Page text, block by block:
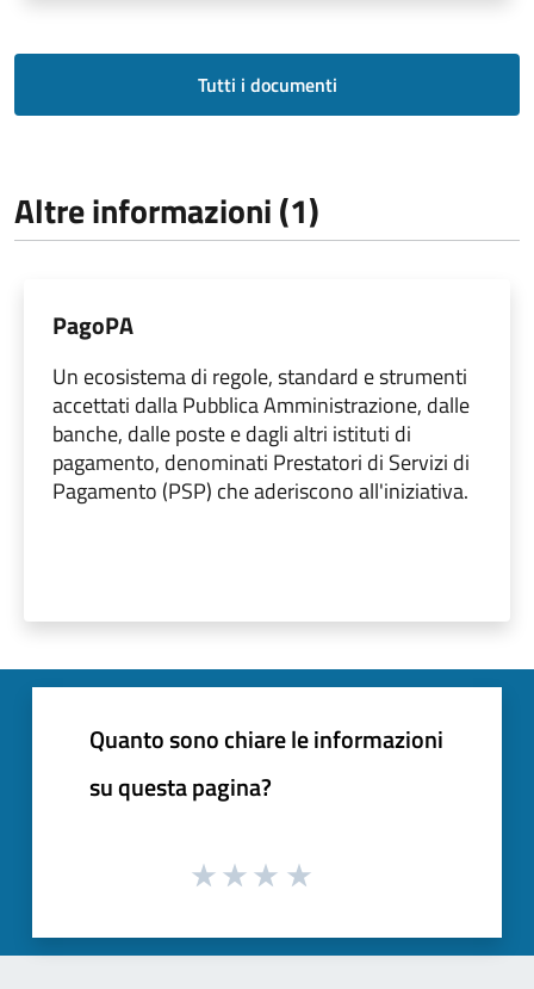
Tutti i documenti
Altre informazioni (1)
PagoPA
Un ecosistema di regole, standard e strumenti
accettati dalla Pubblica Amministrazione, dalle
banche, dalle poste e dagli altri istituti di
pagamento, denominati Prestatori di Servizi di
Pagamento (PSP) che aderiscono all'iniziativa.
Quanto sono chiare le informazioni
su questa pagina?